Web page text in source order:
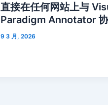
直接在任何网站上与
Paradigm Annotator
9 3 月, 2026